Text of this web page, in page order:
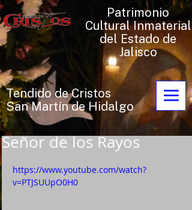
Patrimonio
Cultural Inmaterial
del Estado de
Jalisco
Tendido de Cristos
San Martín de Hidalgo
Señor de los Rayos
https://www.youtube.com/watch?
v=PTJSUUpO0H0